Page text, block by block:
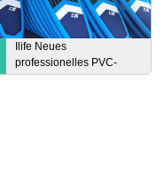
Ilife Neues
professionelles PVC-
aufblasbares Stand-up-